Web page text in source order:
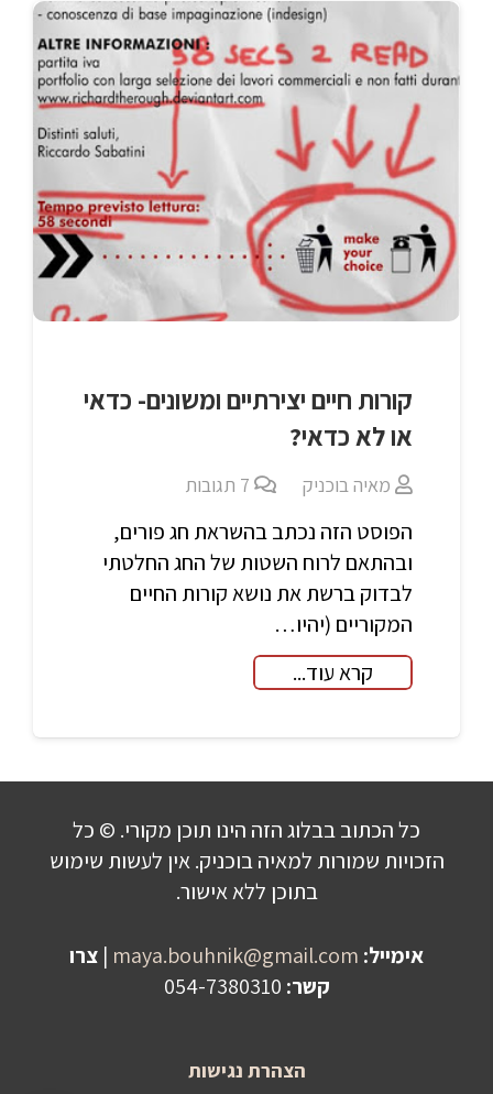
קורות חיים יצירתיים ומשונים- כדאי
או לא כדאי?
מאיה בוכניק 7 תגובות
הפוסט הזה נכתב בהשראת חג פורים,
ובהתאם לרוח השטות של החג החלטתי
לבדוק ברשת את נושא קורות החיים
המקוריים (יהיו…
קרא עוד...
כל הכתוב בבלוג הזה הינו תוכן מקורי. © כל
הזכויות שמורות למאיה בוכניק. אין לעשות שימוש
בתוכן ללא אישור.
אימייל: maya.bouhnik@gmail.com
| צרו
קשר:
הצהרת נגישות